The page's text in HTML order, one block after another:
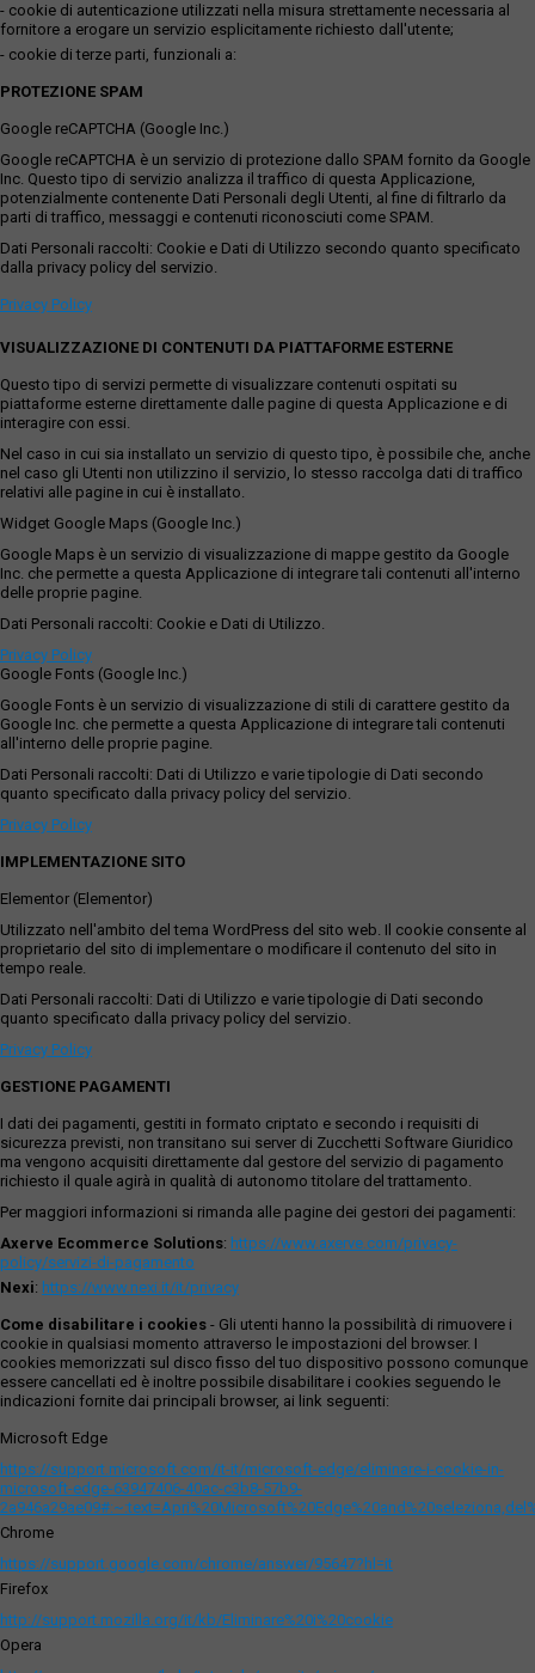
- cookie di autenticazione utilizzati nella misura strettamente necessaria al
fornitore a erogare un servizio esplicitamente richiesto dall'utente;
- cookie di terze parti, funzionali a:
PROTEZIONE SPAM
Google reCAPTCHA (Google Inc.)
Google reCAPTCHA è un servizio di protezione dallo SPAM fornito da Google
Inc. Questo tipo di servizio analizza il traffico di questa Applicazione,
potenzialmente contenente Dati Personali degli Utenti, al fine di filtrarlo da
parti di traffico, messaggi e contenuti riconosciuti come SPAM.
Dati Personali raccolti: Cookie e Dati di Utilizzo secondo quanto specificato
dalla privacy policy del servizio.
Privacy Policy
VISUALIZZAZIONE DI CONTENUTI DA PIATTAFORME ESTERNE
Questo tipo di servizi permette di visualizzare contenuti ospitati su
piattaforme esterne direttamente dalle pagine di questa Applicazione e di
interagire con essi.
Nel caso in cui sia installato un servizio di questo tipo, è possibile che, anche
nel caso gli Utenti non utilizzino il servizio, lo stesso raccolga dati di traffico
relativi alle pagine in cui è installato.
Widget Google Maps (Google Inc.)
Google Maps è un servizio di visualizzazione di mappe gestito da Google
Inc. che permette a questa Applicazione di integrare tali contenuti all'interno
delle proprie pagine.
Dati Personali raccolti: Cookie e Dati di Utilizzo.
Privacy Policy
Google Fonts (Google Inc.)
Google Fonts è un servizio di visualizzazione di stili di carattere gestito da
Google Inc. che permette a questa Applicazione di integrare tali contenuti
all'interno delle proprie pagine.
Dati Personali raccolti: Dati di Utilizzo e varie tipologie di Dati secondo
quanto specificato dalla privacy policy del servizio.
Privacy Policy
IMPLEMENTAZIONE SITO
Elementor (Elementor)
Utilizzato nell'ambito del tema WordPress del sito web. Il cookie consente al
proprietario del sito di implementare o modificare il contenuto del sito in
tempo reale.
Dati Personali raccolti: Dati di Utilizzo e varie tipologie di Dati secondo
quanto specificato dalla privacy policy del servizio.
Privacy Policy
GESTIONE PAGAMENTI
I dati dei pagamenti, gestiti in formato criptato e secondo i requisiti di
sicurezza previsti, non transitano sui server di Zucchetti Software Giuridico
ma vengono acquisiti direttamente dal gestore del servizio di pagamento
richiesto il quale agirà in qualità di autonomo titolare del trattamento.
Per maggiori informazioni si rimanda alle pagine dei gestori dei pagamenti:
Axerve Ecommerce Solutions: https://www.axerve.com/privacy-
policy/servizi-di-pagamento
Nexi: https://www.nexi.it/it/privacy
Come disabilitare i cookies - Gli utenti hanno la possibilità di rimuovere i
cookie in qualsiasi momento attraverso le impostazioni del browser. I
cookies memorizzati sul disco fisso del tuo dispositivo possono comunque
essere cancellati ed è inoltre possibile disabilitare i cookies seguendo le
indicazioni fornite dai principali browser, ai link seguenti:
Microsoft Edge
https://support.microsoft.com/it-it/microsoft-edge/eliminare-i-cookie-in-
microsoft-edge-63947406-40ac-c3b8-57b9-
Chrome
https://support.google.com/chrome/answer/95647?hl=it
Firefox
http://support.mozilla.org/it/kb/Eliminare%20i%20cookie
Opera